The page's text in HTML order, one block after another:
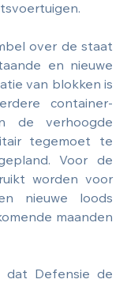
over de staat
en nieuwe
van blokken is
container-
de verhoogde
tegemoet te
Voor de
worden voor
nieuwe loods
maanden
Defensie de